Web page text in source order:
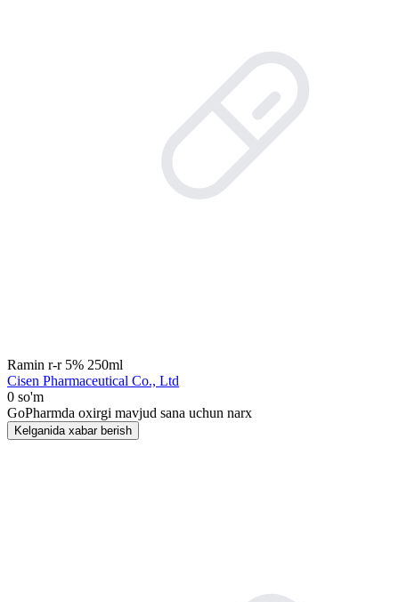
Ramin r-r 5% 250ml
Cisen Pharmaceutical Co., Ltd
0 so'm
GoPharmda oxirgi mavjud sana uchun narx
Kelganida xabar berish